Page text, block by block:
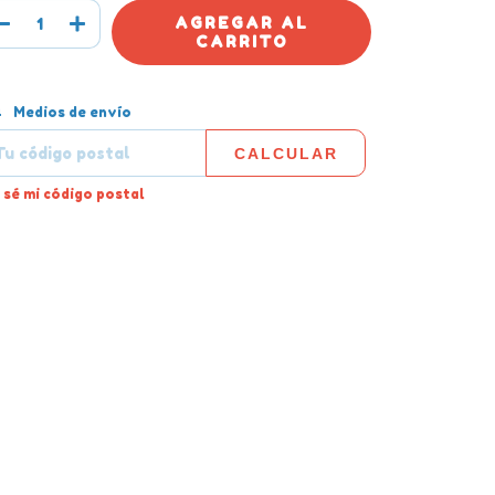
para el CP:
Medios de envío
CALCULAR
sé mi código postal